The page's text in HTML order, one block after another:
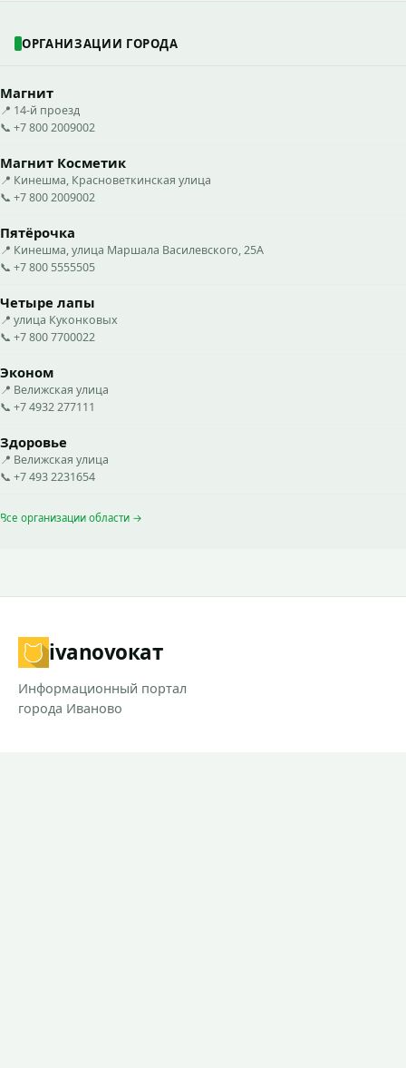
ОРГАНИЗАЦИИ ГОРОДА
Магнит
📍 14-й проезд
📞 +7 800 2009002
Магнит Косметик
📍 Кинешма, Красноветкинская улица
📞 +7 800 2009002
Пятёрочка
📍 Кинешма, улица Маршала Василевского, 25А
📞 +7 800 5555505
Четыре лапы
📍 улица Куконковых
📞 +7 800 7700022
Эконом
📍 Велижская улица
📞 +7 4932 277111
Здоровье
📍 Велижская улица
📞 +7 493 2231654
Все организации области →
ivanovoкат
Информационный портал
города Иваново